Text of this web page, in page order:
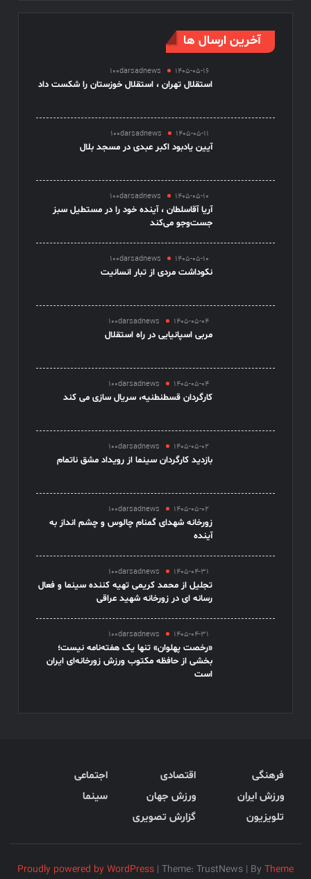
آخرین ارسال ها
100darsadnews 1405-05-16
استقلال تهران ، استقلال خوزستان را شکست داد
100darsadnews 1405-05-11
آیین یادبود اکبر عبدی در مسجد بلال
100darsadnews 1405-05-10
آریا آقاسلطان ، آینده خود را در مستطیل سبز
جست‌وجو می‌کند
100darsadnews 1405-05-10
نکوداشت مردی از تبار انسانیت
100darsadnews 1405-05-04
مربی اسپانیایی در راه استقلال
100darsadnews 1405-05-04
کارگردان قسطنطنیه، سریال سازی می کند
100darsadnews 1405-05-02
بازدید کارگردان سینما از رویداد مشق ناتمام
100darsadnews 1405-05-02
زورخانه شهدای گمنام چالوس و چشم انداز به
آینده
100darsadnews 1405-04-31
تجلیل از محمد کریمی تهیه کننده سینما و فعال
رسانه ای در زورخانه شهید عراقی
100darsadnews 1405-04-31
«رخصت پهلوان» تنها یک هفته‌نامه نیست؛
بخشی از حافظه مکتوب ورزش زورخانه‌ای ایران
است
فرهنگی اقتصادی
اجتماعی
ورزش ایران
ورزش جهان
سینما
تلویزیون
گزارش تصویری
Proudly powered by WordPress Theme: TrustNews By Theme